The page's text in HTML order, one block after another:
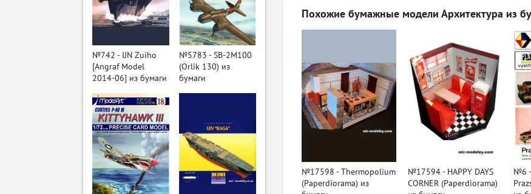
Похожие бумажные модели Архитектура из
№17598 - Thermopolium
(Paperdiorama) из
№17594 - HAPPY DAYS
CORNER (Paperdiorama)
№6 -
№742 - IJN Zuiho
[Angraf Model
2014-06] из бумаги
№5783 - SB-2M100
(Orlik 130) из
бумаги